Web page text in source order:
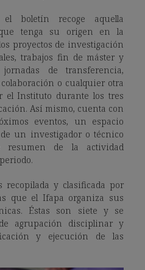
el boletín recoge aquella
tenga su origen en la
proyectos de investigación
trabajos fin de máster y
de transferencia,
o cualquier otra
el Instituto durante los tres
Así mismo, cuenta con
eventos, un espacio
un investigador o técnico
de la actividad
recopilada y clasificada por
que el Ifapa organiza sus
Éstas son siete y se
agrupación disciplinar y
y ejecución de las